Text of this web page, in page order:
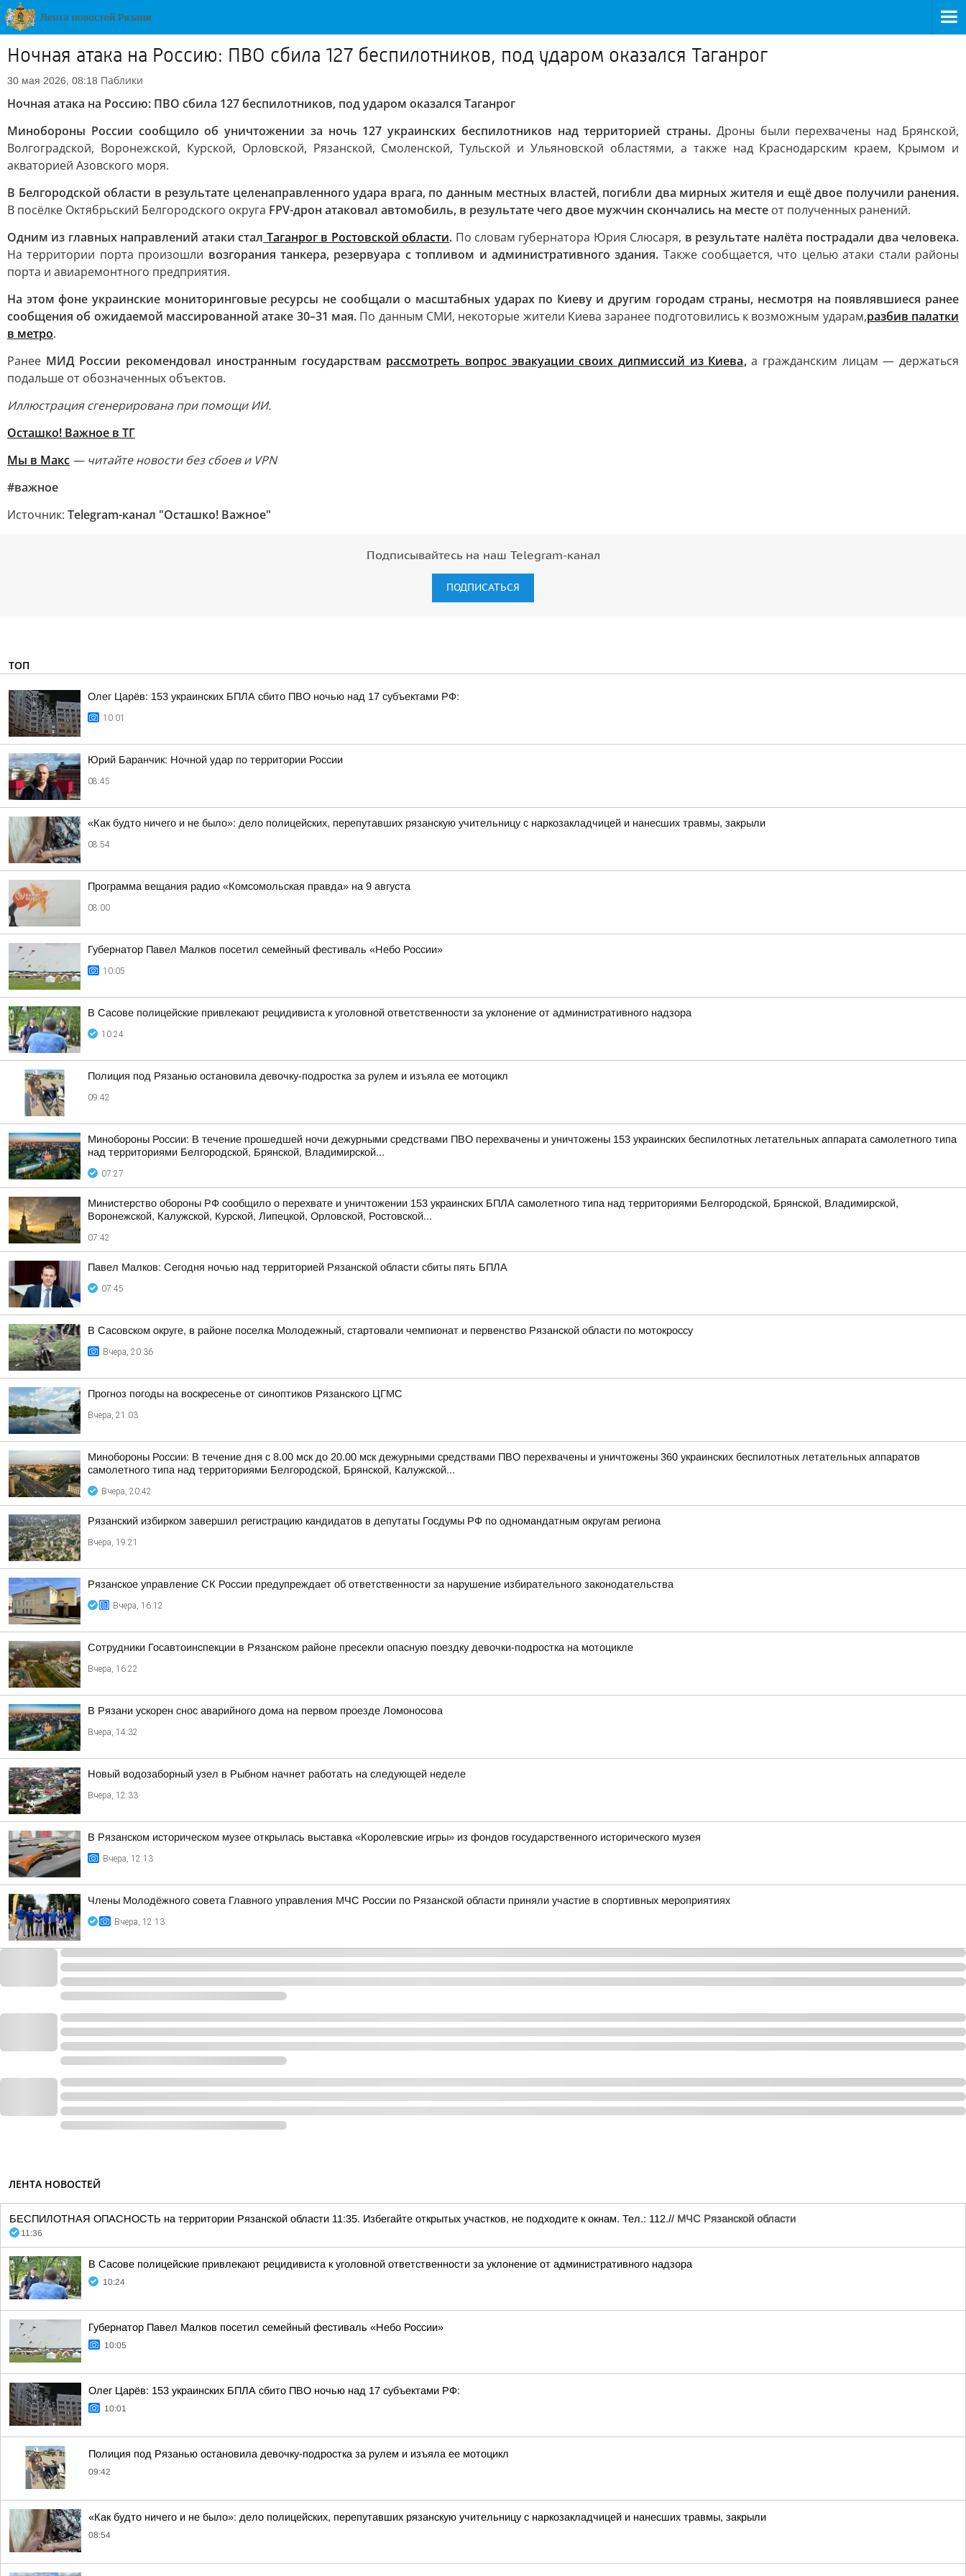
Ночная атака на Россию: ПВО сбила 127 беспилотников, под ударом оказался Таганрог
30 мая 2026, 08:18 Паблики
Ночная атака на Россию: ПВО сбила 127 беспилотников, под ударом оказался Таганрог
Минобороны России сообщило об уничтожении за ночь 127 украинских беспилотников над территорией страны. Дроны были перехвачены над Брянской,
Волгоградской, Воронежской, Курской, Орловской, Рязанской, Смоленской, Тульской и Ульяновской областями, а также над Краснодарским краем, Крымом и
акваторией Азовского моря.
В Белгородской области в результате целенаправленного удара врага, по данным местных властей, погибли два мирных жителя и ещё двое получили ранения.
В посёлке Октябрьский Белгородского округа FPV-дрон атаковал автомобиль, в результате чего двое мужчин скончались на месте от полученных ранений.
Одним из главных направлений атаки стал Таганрог в Ростовской области. По словам губернатора Юрия Слюсаря, в результате налёта пострадали два человека.
На территории порта произошли возгорания танкера, резервуара с топливом и административного здания. Также сообщается, что целью атаки стали районы
порта и авиаремонтного предприятия.
На этом фоне украинские мониторинговые ресурсы не сообщали о масштабных ударах по Киеву и другим городам страны, несмотря на появлявшиеся ранее
сообщения об ожидаемой массированной атаке 30–31 мая. По данным СМИ, некоторые жители Киева заранее подготовились к возможным ударам,разбив палатки
в метро.
Ранее МИД России рекомендовал иностранным государствам рассмотреть вопрос эвакуации своих дипмиссий из Киева,а гражданским лицам — держаться
подальше от обозначенных объектов.
Иллюстрация сгенерирована при помощи ИИ.
Осташко! Важное в ТГ
Мы в Макс — читайте новости без сбоев и VPN
#важное
Источник: Telegram-канал "Осташко! Важное"
Подписывайтесь на наш Telegram-канал
ПОДПИСАТЬСЯ
ТОП
Олег Царёв: 153 украинских БПЛА сбито ПВО ночью над 17 субъектами РФ:
10:01
Юрий Баранчик: Ночной удар по территории России
08:45
«Как будто ничего и не было»: дело полицейских, перепутавших рязанскую учительницу с наркозакладчицей и нанесших травмы, закрыли
08:54
Программа вещания радио «Комсомольская правда» на 9 августа
08:00
Губернатор Павел Малков посетил семейный фестиваль «Небо России»
10:05
В Сасове полицейские привлекают рецидивиста к уголовной ответственности за уклонение от административного надзора
10:24
Полиция под Рязанью остановила девочку-подростка за рулем и изъяла ее мотоцикл
09:42
Минобороны России: В течение прошедшей ночи дежурными средствами ПВО перехвачены и уничтожены 153 украинских беспилотных летательных аппарата самолетного типа
над территориями Белгородской, Брянской, Владимирской...
07:27
Министерство обороны РФ сообщило о перехвате и уничтожении 153 украинских БПЛА самолетного типа над территориями Белгородской, Брянской, Владимирской,
Воронежской, Калужской, Курской, Липецкой, Орловской, Ростовской...
07:42
Павел Малков: Сегодня ночью над территорией Рязанской области сбиты пять БПЛА
07:45
В Сасовском округе, в районе поселка Молодежный, стартовали чемпионат и первенство Рязанской области по мотокроссу
Вчера, 20:36
Прогноз погоды на воскресенье от синоптиков Рязанского ЦГМС
Вчера, 21:03
Минобороны России: В течение дня с 8.00 мск до 20.00 мск дежурными средствами ПВО перехвачены и уничтожены 360 украинских беспилотных летательных аппаратов
самолетного типа над территориями Белгородской, Брянской, Калужской...
Вчера, 20:42
Рязанский избирком завершил регистрацию кандидатов в депутаты Госдумы РФ по одномандатным округам региона
Вчера, 19:21
Рязанское управление СК России предупреждает об ответственности за нарушение избирательного законодательства
Вчера, 16:12
Сотрудники Госавтоинспекции в Рязанском районе пресекли опасную поездку девочки-подростка на мотоцикле
Вчера, 16:22
В Рязани ускорен снос аварийного дома на первом проезде Ломоносова
Вчера, 14:32
Новый водозаборный узел в Рыбном начнет работать на следующей неделе
Вчера, 12:33
В Рязанском историческом музее открылась выставка «Королевские игры» из фондов государственного исторического музея
Вчера, 12:13
Члены Молодёжного совета Главного управления МЧС России по Рязанской области приняли участие в спортивных мероприятиях
Вчера, 12:13
ЛЕНТА НОВОСТЕЙ
БЕСПИЛОТНАЯ ОПАСНОСТЬ на территории Рязанской области 11:35. Избегайте открытых участков, не подходите к окнам. Тел.: 112.// МЧС Рязанской области
11:36
В Сасове полицейские привлекают рецидивиста к уголовной ответственности за уклонение от административного надзора
10:24
Губернатор Павел Малков посетил семейный фестиваль «Небо России»
10:05
Олег Царёв: 153 украинских БПЛА сбито ПВО ночью над 17 субъектами РФ:
10:01
Полиция под Рязанью остановила девочку-подростка за рулем и изъяла ее мотоцикл
09:42
«Как будто ничего и не было»: дело полицейских, перепутавших рязанскую учительницу с наркозакладчицей и нанесших травмы, закрыли
08:54